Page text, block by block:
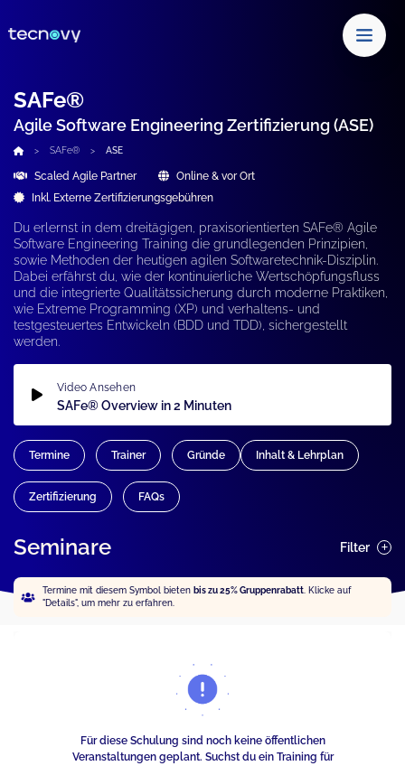
SAFe®
Agile Software Engineering Zertifizierung (ASE)
SAFe® ASE
Scaled Agile Partner
Online & vor Ort
Inkl. Externe Zertifizierungsgebühren
Du erlernst in dem dreitägigen, praxisorientierten SAFe® Agile
Software Engineering Training die grundlegenden Prinzipien,
sowie Methoden der heutigen agilen Softwaretechnik-Disziplin.
Dabei erfährst du, wie der kontinuierliche Wertschöpfungsfluss
und die integrierte Qualitätssicherung durch moderne Praktiken,
wie Extreme Programming (XP) und verhaltens- und
testgesteuertes Entwickeln (BDD und TDD), sichergestellt
werden.
Video Ansehen
SAFe® Overview in 2 Minuten
Termine Trainer Gründe Inhalt & Lehrplan
Zertifizierung FAQs
Seminare Filter
Termine mit diesem Symbol bieten bis zu 25% Gruppenrabatt . Klicke auf
"Details", um mehr zu erfahren.
Für diese Schulung sind noch keine öffentlichen
Veranstaltungen geplant. Suchst du ein Training für